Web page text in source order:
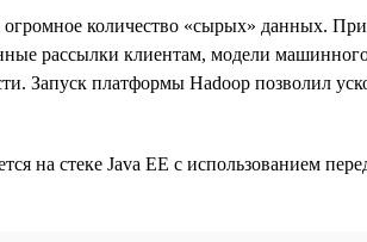
огромное количество «сырых» данных.
рассылки клиентам, модели
Запуск платформы Hadoop позволил
на стеке Java EE с использованием